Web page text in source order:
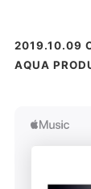
2019.10.09
AQUA